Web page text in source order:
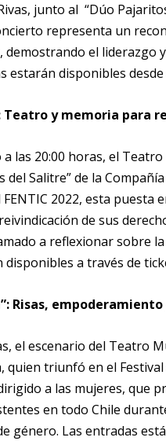
junto al “Dúo
representa un
el liderazgo
disponibles
Teatro y memoria para
las 20:00 horas, el
Salitre” de la
2022, esta puesta
de sus
a reflexionar sobre
a través de
Risas,
el escenario del Teatro
quien triunfó en el
a las mujeres, que
en todo Chile
género. Las entradas